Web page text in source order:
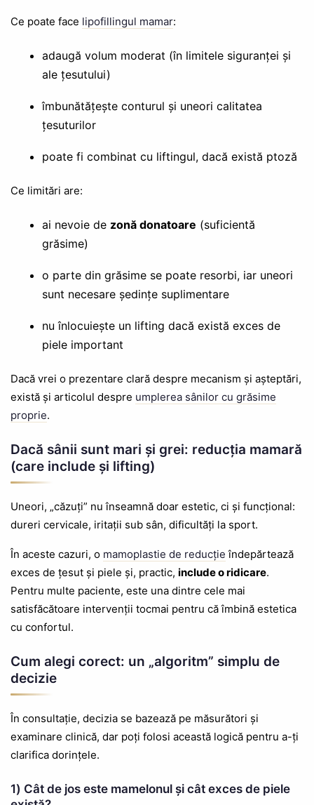
Ce poate face lipofillingul mamar:
adaugă volum moderat (în limitele siguranței și
ale țesutului)
îmbunătățește conturul și uneori calitatea
țesuturilor
poate fi combinat cu liftingul, dacă există ptoză
Ce limitări are:
ai nevoie de zonă donatoare (suficientă
grăsime)
o parte din grăsime se poate resorbi, iar uneori
sunt necesare ședințe suplimentare
nu înlocuiește un lifting dacă există exces de
piele important
Dacă vrei o prezentare clară despre mecanism și așteptări,
există și articolul despre umplerea sânilor cu grăsime
proprie.
Dacă sânii sunt mari și grei: reducția mamară
(care include și lifting)
Uneori, „căzuți” nu înseamnă doar estetic, ci și funcțional:
dureri cervicale, iritații sub sân, dificultăți la sport.
În aceste cazuri, o mamoplastie de reducție îndepărtează
exces de țesut și piele și, practic, include o ridicare.
Pentru multe paciente, este una dintre cele mai
satisfăcătoare intervenții tocmai pentru că îmbină estetica
cu confortul.
Cum alegi corect: un „algoritm” simplu de
decizie
În consultație, decizia se bazează pe măsurători și
examinare clinică, dar poți folosi această logică pentru a-ți
clarifica dorințele.
1) Cât de jos este mamelonul și cât exces de piele